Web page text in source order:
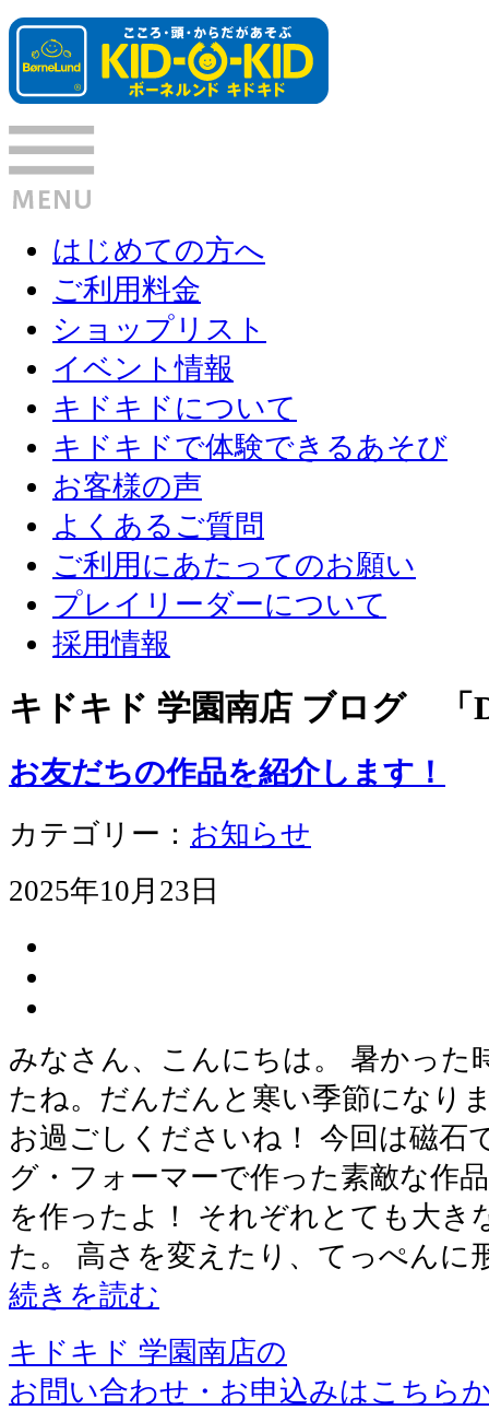
はじめての方へ
ご利用料金
ショップリスト
イベント情報
キドキドについて
キドキドで体験できるあそび
お客様の声
よくあるご質問
ご利用にあたってのお願い
プレイリーダーについて
採用情報
キドキド 学園南店 ブログ 「
お友だちの作品を紹介します！
カテゴリー： お知らせ
2025年10月23日
みなさん、こんにちは。 暑かった
たね。だんだんと寒い季節になり
お過ごしくださいね！ 今回は磁石
グ・フォーマーで作った素敵な作
を作ったよ！ それぞれとても大き
た。 高さを変えたり、てっぺん
続きを読む
キドキド 学園南店の
お問い合わせ・お申込みはこちら